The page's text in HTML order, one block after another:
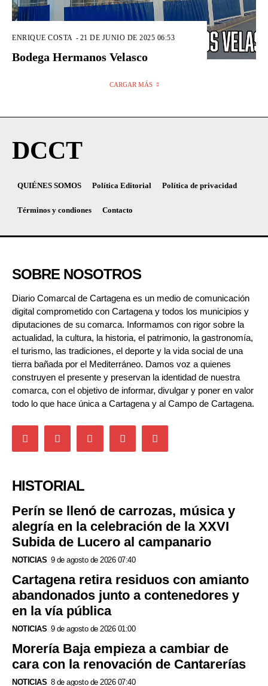
ENRIQUE COSTA - 21 DE JUNIO DE 2025 06:53
Bodega Hermanos Velasco
CARGAR MÁS
DCCT
QUIÉNES SOMOS Política Editorial Política de privacidad
Términos y condiones Contacto
SOBRE NOSOTROS
Diario Comarcal de Cartagena es un medio de comunicación
digital comprometido con Cartagena y todos los municipios y
diputaciones de su comarca. Informamos con rigor sobre la
actualidad, la cultura, la historia, el patrimonio, la gastronomía,
el turismo, las tradiciones, el deporte y la vida social de una
tierra bañada por el Mediterráneo. Damos voz a quienes
construyen el presente y preservan la identidad de nuestra
comarca, con el objetivo de informar, divulgar y poner en valor
todo lo que hace única a Cartagena y al Campo de Cartagena.
HISTORIAL
Perín se llenó de carrozas, música y
alegría en la celebración de la XXVI
Subida de Lucero al campanario
NOTICIAS 9 de agosto de 2026 07:40
Cartagena retira residuos con amianto
abandonados junto a contenedores y
en la vía pública
NOTICIAS 9 de agosto de 2026 01:00
Morería Baja empieza a cambiar de
cara con la renovación de Cantarerías
NOTICIAS 8 de agosto de 2026 07:40